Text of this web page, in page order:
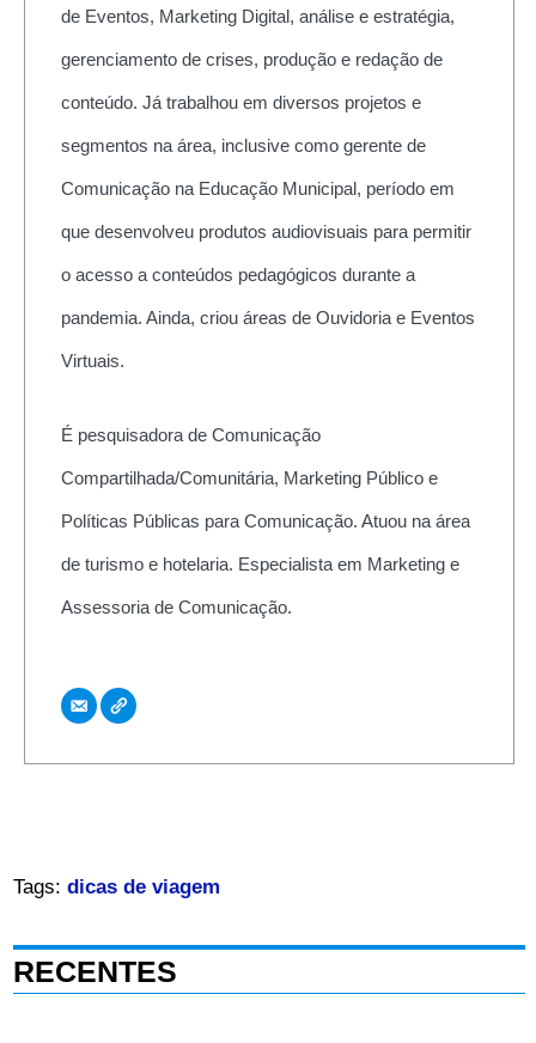
de Eventos, Marketing Digital, análise e estratégia,
gerenciamento de crises, produção e redação de
conteúdo. Já trabalhou em diversos projetos e
segmentos na área, inclusive como gerente de
Comunicação na Educação Municipal, período em
que desenvolveu produtos audiovisuais para permitir
o acesso a conteúdos pedagógicos durante a
pandemia. Ainda, criou áreas de Ouvidoria e Eventos
Virtuais.
É pesquisadora de Comunicação
Compartilhada/Comunitária, Marketing Público e
Políticas Públicas para Comunicação. Atuou na área
de turismo e hotelaria. Especialista em Marketing e
Assessoria de Comunicação.
Tags: dicas de viagem
RECENTES